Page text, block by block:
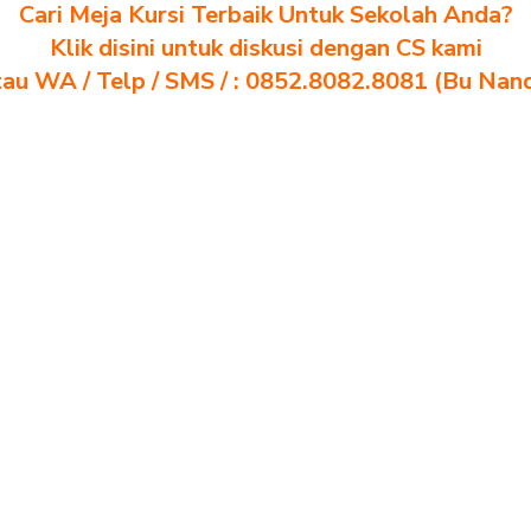
Cari Meja Kursi Terbaik Untuk Sekolah Anda?
Klik disini untuk diskusi dengan CS kami
WA / Telp / SMS / : 0852.8082.8081 (Bu